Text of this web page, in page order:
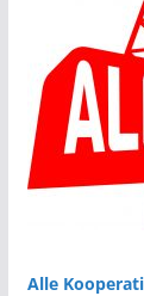
Alle